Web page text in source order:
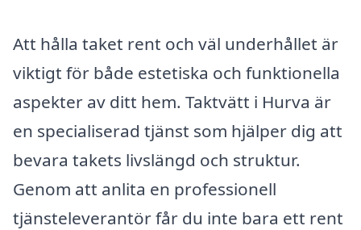
Att hålla taket rent och väl underhållet är
viktigt för både estetiska och funktionella
aspekter av ditt hem. Taktvätt i Hurva är
en specialiserad tjänst som hjälper dig att
bevara takets livslängd och struktur.
Genom att anlita en professionell
tjänsteleverantör får du inte bara ett rent